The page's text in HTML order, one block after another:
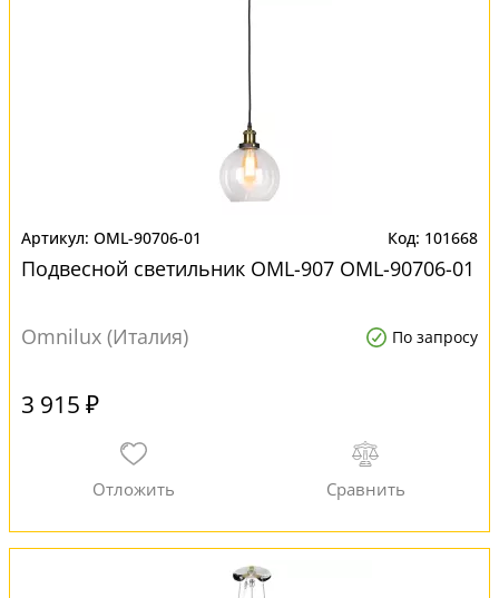
OML-90706-01 101668
Подвесной светильник OML-907 OML-90706-01
Omnilux (Италия) По запросу
3 915 ₽